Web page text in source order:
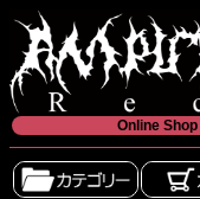
Online Shop